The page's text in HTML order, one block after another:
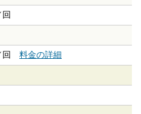
回 料金の詳細